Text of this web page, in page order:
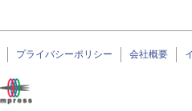
プライバシーポリシー 会社概要